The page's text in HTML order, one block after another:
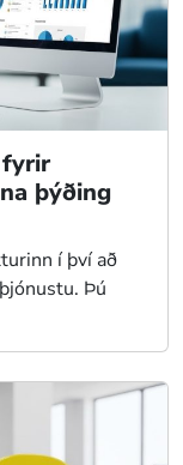
þýðing
í því að
Þú